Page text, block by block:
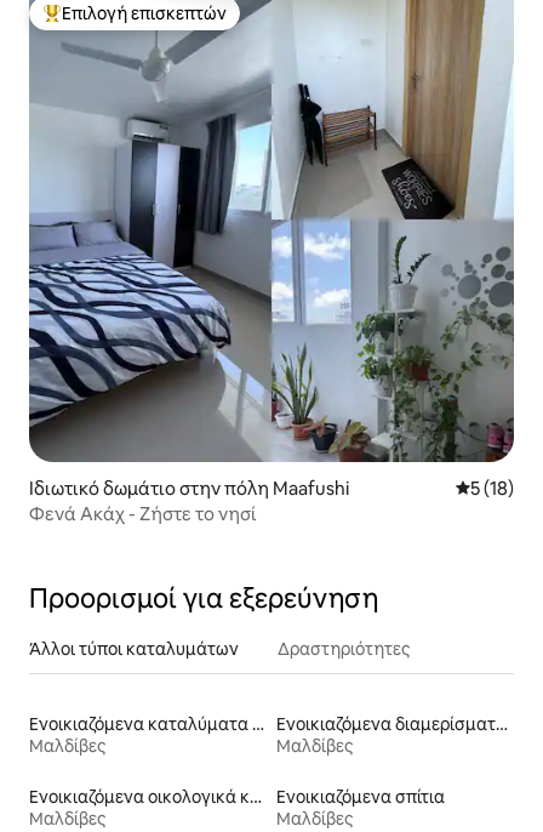
Κορυφαία επιλογή επισκεπτών
Επιλογή επισκεπτών
Ιδιωτικό δωμάτιο στην πόλη Maafushi Μέση
5 (18)
Φενά Ακάχ - Ζήστε το νησί
Προορισμοί για εξερεύνηση
Άλλοι τύποι καταλυμάτων Δραστηριότητες
Ενοικιαζόμενα καταλύματα με πρόσβαση στη λίμνη
Μαλδίβες
Ενοικιαζόμενα διαμερίσματα με υπηρεσίες εξυπηρέτησης
Μαλδίβες
Ενοικιαζόμενα οικολογικά καταλύματα στη φύση
Μαλδίβες
Ενοικιαζόμενα σπίτια
Μαλδίβες